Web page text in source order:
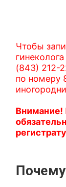
Чтобы
(843) 212-
по номеру
Внимание!